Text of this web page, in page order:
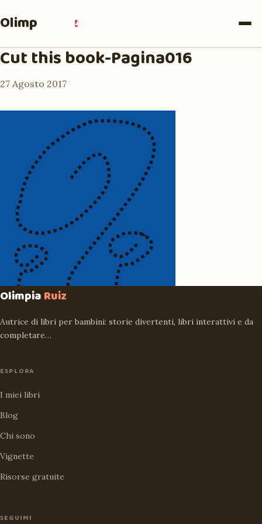
Olimpia Ruiz
Cut this book-Pagina016
27 Agosto 2017
OlimpiaRuiz
Autrice di libri per bambini: storie divertenti, libri interattivi e da
completare…
ESPLORA
I miei libri
Blog
Chi sono
Vignette
Risorse gratuite
SEGUIMI